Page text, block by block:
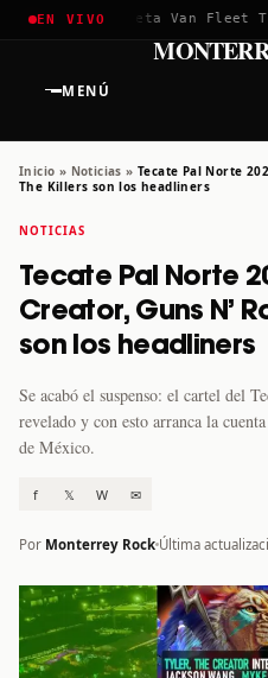
EN VIVO
2026✱Greta Van Fleet Tour
MENÚ
Inicio » Noticias » Tecate Pal Norte
The Killers son los headliners
NOTICIAS
Tecate Pal Norte
Creator, Guns N’
son los headliners
Se acabó el suspenso: el cartel del
revelado y con esto arranca la
de México.
f 𝕏 W ✉
Por Monterrey Rock Última